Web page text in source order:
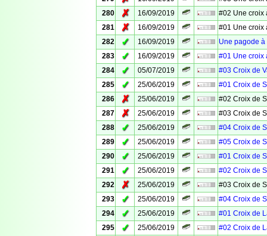
280
✗ 16/09/2019
#02 Une croix
281
✗ 16/09/2019
#01 Une croix
282
✓ 16/09/2019
Une pagode
283
✓ 16/09/2019
#01 Une croix
284
✓ 05/07/2019
#03 Croix de
285
✓ 25/06/2019
#01 Croix de
286
✗ 25/06/2019
#02 Croix de
287
✗ 25/06/2019
#03 Croix de
288
✓ 25/06/2019
#04 Croix de
289
✓ 25/06/2019
#05 Croix de
290
✓ 25/06/2019
#01 Croix de
291
✓ 25/06/2019
#02 Croix de
292
✗ 25/06/2019
#03 Croix de
293
✓ 25/06/2019
#04 Croix de
294
✓ 25/06/2019
#01 Croix de
295
✓ 25/06/2019
#02 Croix de